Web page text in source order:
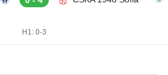
H1: 0-3